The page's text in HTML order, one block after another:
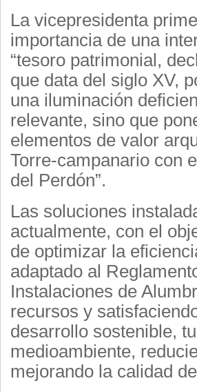
La vicepresidenta
importancia de una
“tesoro patrimonial,
que data del siglo XV,
una iluminación
relevante, sino que
elementos de valor
Torre-campanario con
del Perdón”.
Las soluciones
actualmente, con el
de optimizar la
adaptado al
Instalaciones de
recursos y
desarrollo sostenible,
medioambiente,
mejorando la calidad